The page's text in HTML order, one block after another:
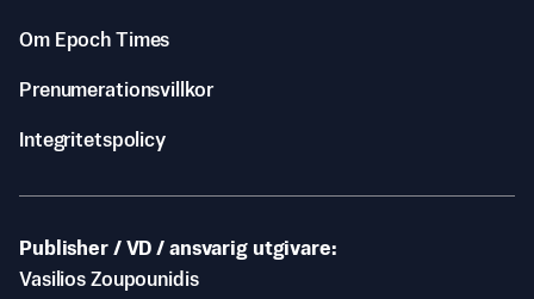
Om Epoch Times
Prenumerationsvillkor
Integritetspolicy
Publisher / VD / ansvarig utgivare
Vasilios Zoupounidis